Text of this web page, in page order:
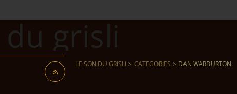
LE SON DU GRISLI > CATEGORIES > DAN WARBURTON